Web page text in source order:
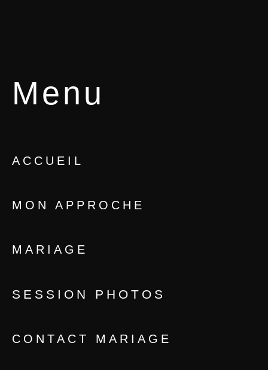
Menu
ACCUEIL
MON APPROCHE
MARIAGE
SESSION PHOTOS
CONTACT MARIAGE